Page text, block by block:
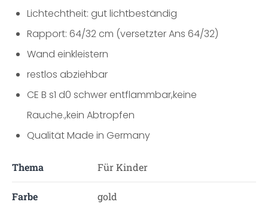
Lichtechtheit: gut lichtbeständig
Rapport: 64/32 cm (versetzter Ans 64/32)
Wand einkleistern
restlos abziehbar
CE B s1 d0 schwer entflammbar,keine
Rauche.,kein Abtropfen
Qualität Made in Germany
Thema Für Kinder
Farbe gold